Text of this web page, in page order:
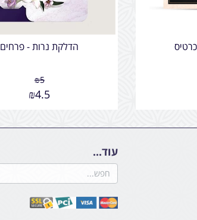
הדלקת נרות - פרחים
₪5
₪4.5
עוד...